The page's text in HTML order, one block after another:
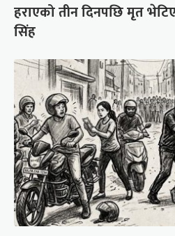
हराएको तीन दिनपछि मृत
सिंह